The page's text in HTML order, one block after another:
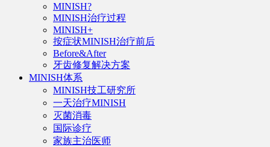
MINISH?
MINISH治疗过程
MINISH+
按症状MINISH治疗前后
Before&After
牙齿修复解决方案
MINISH体系
MINISH技工研究所
一天治疗MINISH
灭菌消毒
国际诊疗
家族主治医师